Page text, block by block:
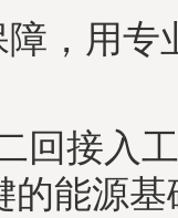
，用专
回接入
的能源